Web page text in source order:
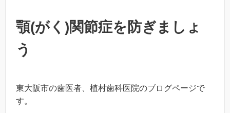
顎(がく)関節症を防ぎましょ
う
東大阪市の歯医者、植村歯科医院のブログページで
す。